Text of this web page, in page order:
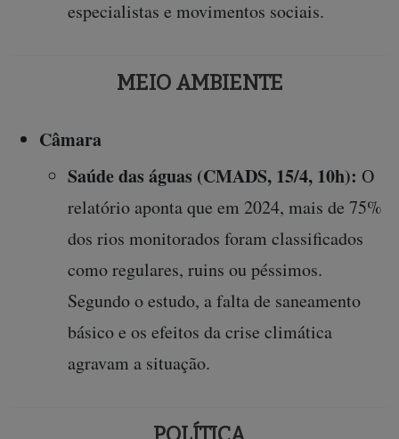
especialistas e movimentos sociais.
MEIO AMBIENTE
Câmara
Saúde das águas (CMADS, 15/4, 10h): O
relatório aponta que em 2024, mais de 75%
dos rios monitorados foram classificados
como regulares, ruins ou péssimos.
Segundo o estudo, a falta de saneamento
básico e os efeitos da crise climática
agravam a situação.